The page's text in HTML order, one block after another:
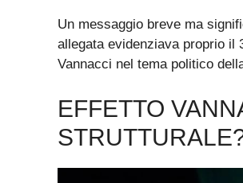
Un messaggio breve ma
allegata evidenziava proprio il
Vannacci nel tema politico
EFFETTO